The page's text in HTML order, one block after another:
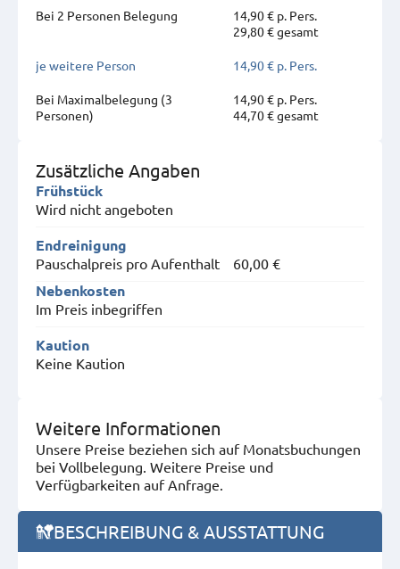
Bei 2 Personen Belegung
14,90 € p. Pers.
29,80 € gesamt
je weitere Person 14,90 € p. Pers.
Bei Maximal­belegung (3
Personen)
14,90 € p. Pers.
44,70 € gesamt
Zusätzliche Angaben
Frühstück
Wird nicht angeboten
Endreinigung
Pauschalpreis pro Aufenthalt 60,00 €
Nebenkosten
Im Preis inbegriffen
Kaution
Keine Kaution
Weitere Informationen
Unsere Preise beziehen sich auf Monatsbuchungen
bei Vollbelegung. Weitere Preise und
Verfügbarkeiten auf Anfrage.
BESCHREIBUNG & AUSSTATTUNG